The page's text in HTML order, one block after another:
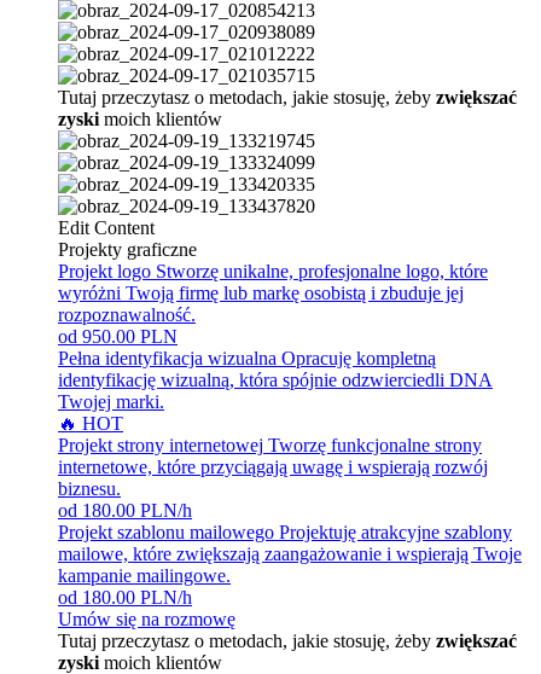
Tutaj przeczytasz o metodach, jakie stosuję, żeby zwiększać
zyski moich klientów
Edit Content
Projekty graficzne
Projekt logo Stworzę unikalne, profesjonalne logo, które
wyróżni Twoją firmę lub markę osobistą i zbuduje jej
rozpoznawalność.
od 950.00 PLN
Pełna identyfikacja wizualna Opracuję kompletną
identyfikację wizualną, która spójnie odzwierciedli DNA
Twojej marki.
🔥 HOT
Projekt strony internetowej Tworzę funkcjonalne strony
internetowe, które przyciągają uwagę i wspierają rozwój
biznesu.
od 180.00 PLN/h
Projekt szablonu mailowego Projektuję atrakcyjne szablony
mailowe, które zwiększają zaangażowanie i wspierają Twoje
kampanie mailingowe.
od 180.00 PLN/h
Umów się na rozmowę
Tutaj przeczytasz o metodach, jakie stosuję, żeby zwiększać
zyski moich klientów